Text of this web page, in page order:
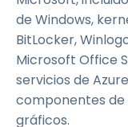
de Windows,
BitLocker,
Microsoft Office
servicios de
componentes de
gráficos.